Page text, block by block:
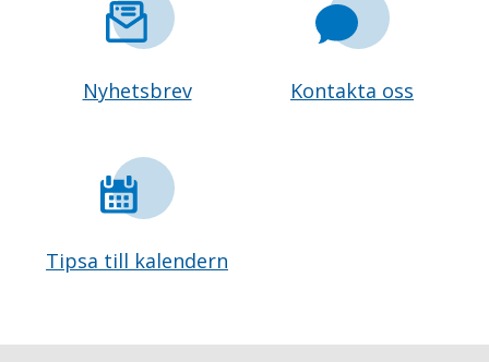
Nyhetsbrev Kontakta oss
Tipsa till kalendern